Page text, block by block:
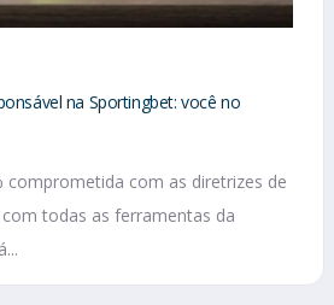
na Sportingbet: você no
comprometida com as diretrizes de
com todas as ferramentas da